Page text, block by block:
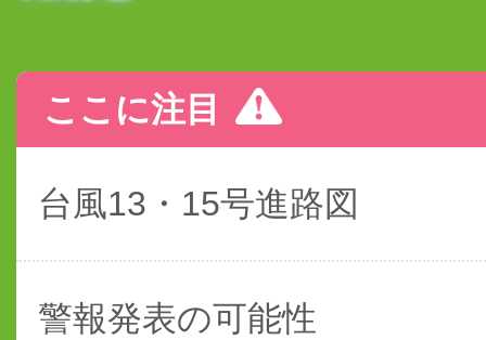
ここに注目
台風13・15号進路図
警報発表の可能性